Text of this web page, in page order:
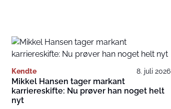
Kendte 8. juli 2026
Mikkel Hansen tager markant
karriereskifte: Nu prøver han noget helt
nyt